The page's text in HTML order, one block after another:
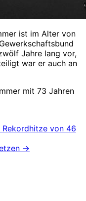
ist im Alter von
Jahre lang vor,
war er auch an
mit 73 Jahren
Rekordhitze von 46
→